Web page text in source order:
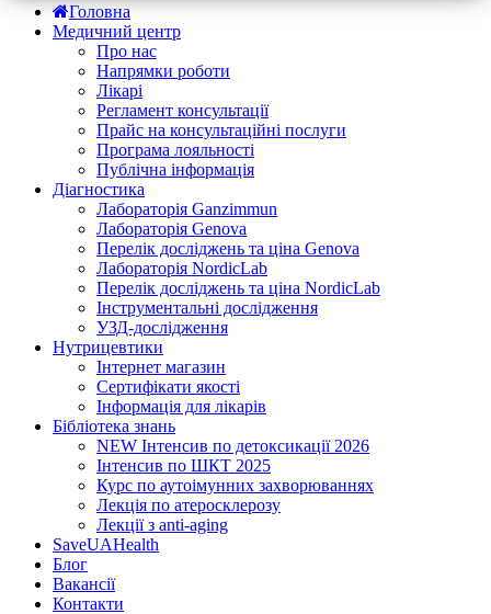
Головна
Медичний центр
Про нас
Напрямки роботи
Лікарі
Регламент консультації
Прайс на консультаційні послуги
Програма лояльності
Публічна інформація
Діагностика
Лабораторія Ganzimmun
Лабораторія Genova
Перелік досліджень та ціна Genova
Лабораторія NordicLab
Перелік досліджень та ціна NordicLab
Інструментальні дослідження
УЗД-дослідження
Нутрицевт​ики
Інтернет магазин
Сертифікати якості
Інформація для лікарів
Бібліотека знань
NEW Інтенсив по детоксикації 2026
Інтенсив по ШКТ 2025
Курс по аутоімунних захворюваннях
Лекція по атеросклерозу
Лекції з anti-aging
SaveUAHealth
Блог
Вакансії
Контакти